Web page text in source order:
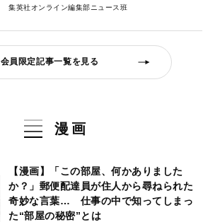
集英社オンライン編集部ニュース班
会員限定記事一覧を見る
漫画
【漫画】「この部屋、何かありました
か？」郵便配達員が住人から尋ねられた
奇妙な言葉… 仕事の中で知ってしまっ
た“部屋の秘密”とは